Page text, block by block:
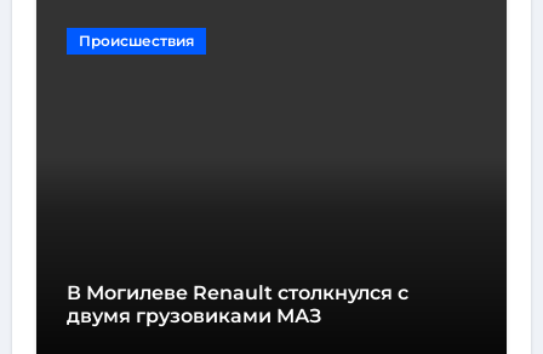
Происшествия
В Могилеве Renault столкнулся с
двумя грузовиками МАЗ